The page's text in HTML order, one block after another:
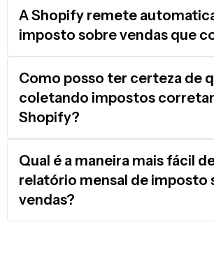
A Shopify remete
imposto sobre vendas que
Como posso ter certeza de
coletando impostos
Shopify?
Qual é a maneira mais fácil
relatório mensal de imposto
vendas?